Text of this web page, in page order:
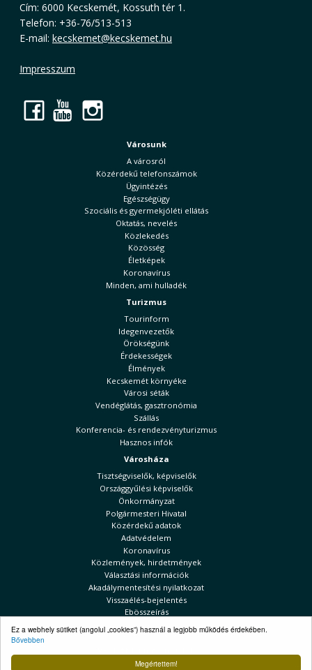
Megértettem!
Ez a webhely sütiket (angolul „cookies”) használ a legjobb működés érdekében.
Bővebben
Cím: 6000 Kecskemét, Kossuth tér 1.
Telefon: +36-76/513-513
E-mail: kecskemet@kecskemet.hu
Impresszum
Facebook
YouTube
Városunk
A városról
Közérdekű telefonszámok
Ügyintézés
Egészségügy
Szociális és gyermekjóléti ellátás
Oktatás, nevelés
Közlekedés
Közösség
Életképek
Koronavírus
Minden, ami hulladék
Turizmus
Tourinform
Idegenvezetők
Örökségünk
Érdekességek
Élmények
Kecskemét környéke
Városi séták
Vendéglátás, gasztronómia
Szállás
Konferencia- és rendezvényturizmus
Hasznos infók
Városháza
Tisztségviselők, képviselők
Országgyűlési képviselők
Önkormányzat
Polgármesteri Hivatal
Közérdekű adatok
Adatvédelem
Koronavírus
Közlemények, hirdetmények
Választási információk
Akadálymentesítési nyilatkozat
Visszaélés-bejelentés
Ebösszeírás
Kecskeméti Hírek